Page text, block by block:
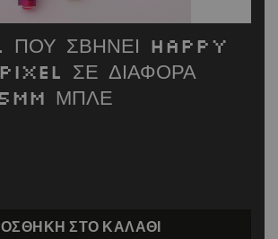
ΠΟΥ ΣΒΗΝΕΙ HAPPY
ΣΕ ΔΙΑΦΟΡΑ
ΜΠΛΕ
HAPPY COLOR - PIXEL ΣΕ ΔΙΑΦΟΡΑ
ΣΤΟ ΚΑΛΆΘΙ